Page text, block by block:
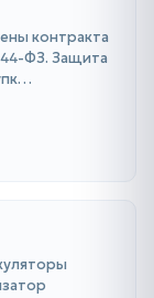
контракта
ФЗ. Защита